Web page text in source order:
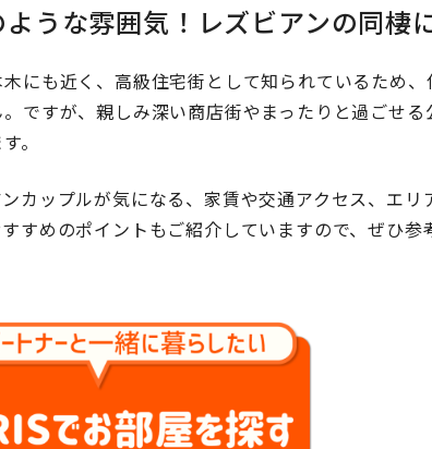
うな雰囲気！レズビアンの同棲
にも近く、高級住宅街として知られているため、
ですが、親しみ深い商店街やまったりと過ごせる
。
カップルが気になる、家賃や交通アクセス、エリ
すめのポイントもご紹介していますので、ぜひ参